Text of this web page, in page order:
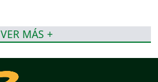
VER MÁS +